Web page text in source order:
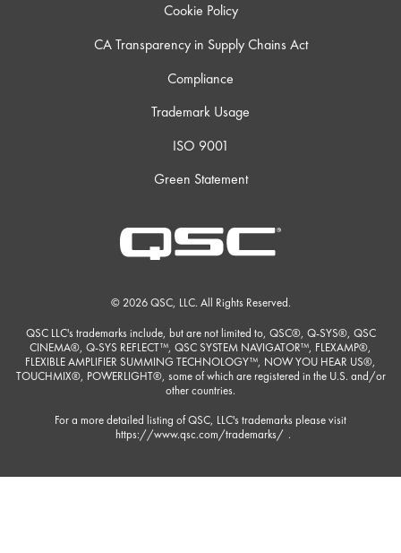
Cookie Policy
CA Transparency in Supply Chains Act
Compliance
Trademark Usage
ISO 9001
Green Statement
© 2026 QSC, LLC. All Rights Reserved.
QSC LLC's trademarks include, but are not limited to, QSC®, Q-SYS®, QSC
CINEMA®, Q-SYS REFLECT™, QSC SYSTEM NAVIGATOR™, FLEXAMP®,
FLEXIBLE AMPLIFIER SUMMING TECHNOLOGY™, NOW YOU HEAR US®,
TOUCHMIX®, POWERLIGHT®, some of which are registered in the U.S. and/or
other countries.
For a more detailed listing of QSC, LLC's trademarks please visit
https://www.qsc.com/trademarks/ .